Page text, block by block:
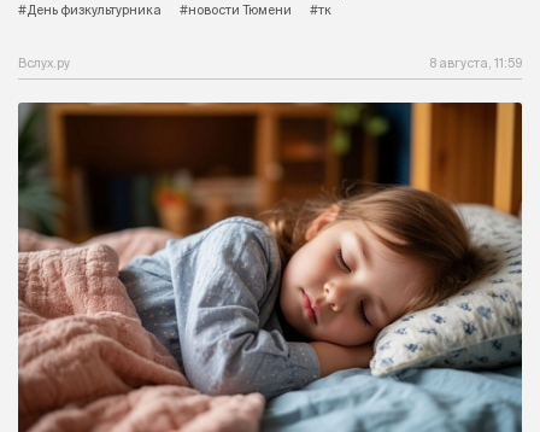
#День физкультурника
#новости Тюмени #тк
Вслух.ру 8 августа, 11:59